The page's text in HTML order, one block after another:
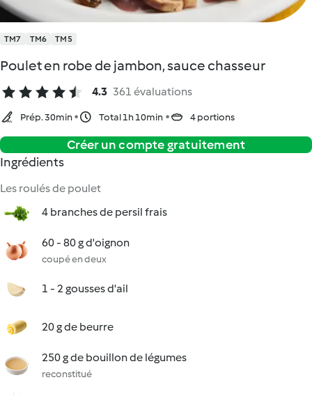
TM7 TM6 TM5
Poulet en robe de jambon, sauce chasseur
4.3 361 évaluations
Prép. 30min Total 1h 10min 4 portions
Créer un compte gratuitement
Ingrédients
Les roulés de poulet
4 branches de persil frais
60 - 80 g d'oignon
coupé en deux
1 - 2 gousses d'ail
20 g de beurre
250 g de bouillon de légumes
reconstitué